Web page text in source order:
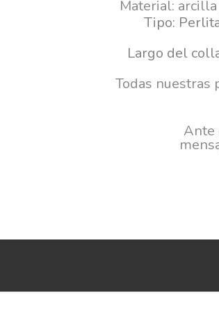
Material:
Tipo:
Largo del
Todas nuestras
Ante